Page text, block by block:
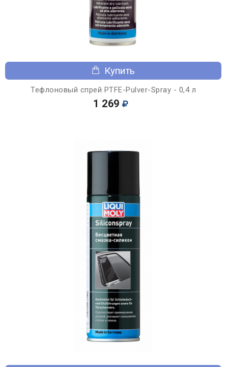
Купить
Тефлоновый спрей PTFE-Pulver-Spray - 0,4 л
1 269